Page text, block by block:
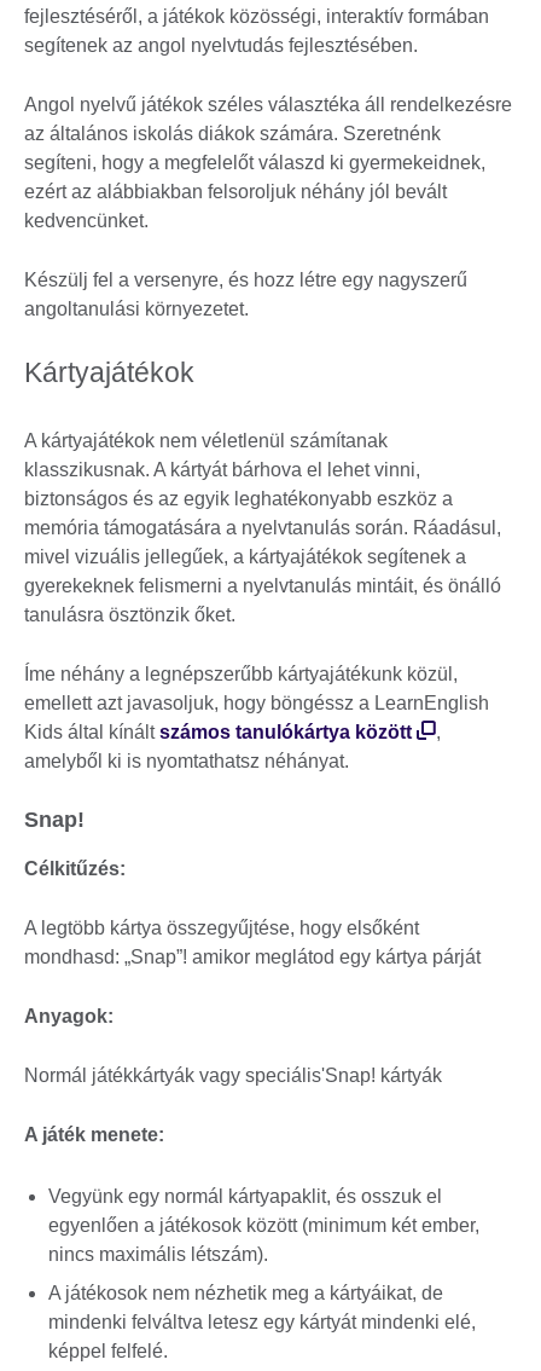
fejlesztéséről, a játékok közösségi, interaktív formában
segítenek az angol nyelvtudás fejlesztésében.
Angol nyelvű játékok széles választéka áll rendelkezésre
az általános iskolás diákok számára. Szeretnénk
segíteni, hogy a megfelelőt válaszd ki gyermekeidnek,
ezért az alábbiakban felsoroljuk néhány jól bevált
kedvencünket.
Készülj fel a versenyre, és hozz létre egy nagyszerű
angoltanulási környezetet.
Kártyajátékok
A kártyajátékok nem véletlenül számítanak
klasszikusnak. A kártyát bárhova el lehet vinni,
biztonságos és az egyik leghatékonyabb eszköz a
memória támogatására a nyelvtanulás során. Ráadásul,
mivel vizuális jellegűek, a kártyajátékok segítenek a
gyerekeknek felismerni a nyelvtanulás mintáit, és önálló
tanulásra ösztönzik őket.
Íme néhány a legnépszerűbb kártyajátékunk közül,
emellett azt javasoljuk, hogy böngéssz a LearnEnglish
Kids által kínáltszámos tanulókártya között
,
amelyből ki is nyomtathatsz néhányat.
Snap!
Célkitűzés:
A legtöbb kártya összegyűjtése, hogy elsőként
mondhasd: „Snap”! amikor meglátod egy kártya párját
Anyagok:
Normál játékkártyák vagy speciális'Snap! kártyák
A játék menete:
Vegyünk egy normál kártyapaklit, és osszuk el
egyenlően a játékosok között (minimum két ember,
nincs maximális létszám).
A játékosok nem nézhetik meg a kártyáikat, de
mindenki felváltva letesz egy kártyát mindenki elé,
képpel felfelé.